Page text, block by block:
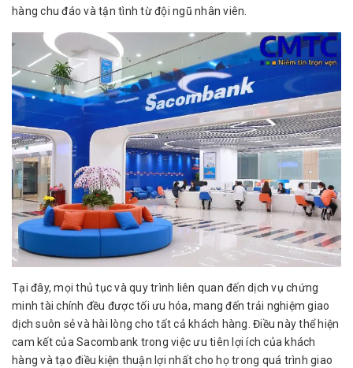
hàng chu đáo và tận tình từ đội ngũ nhân viên.
Tại đây, mọi thủ tục và quy trình liên quan đến dịch vụ chứng
minh tài chính đều được tối ưu hóa, mang đến trải nghiệm giao
dịch suôn sẻ và hài lòng cho tất cả khách hàng. Điều này thể hiện
cam kết của Sacombank trong việc ưu tiên lợi ích của khách
hàng và tạo điều kiện thuận lợi nhất cho họ trong quá trình giao